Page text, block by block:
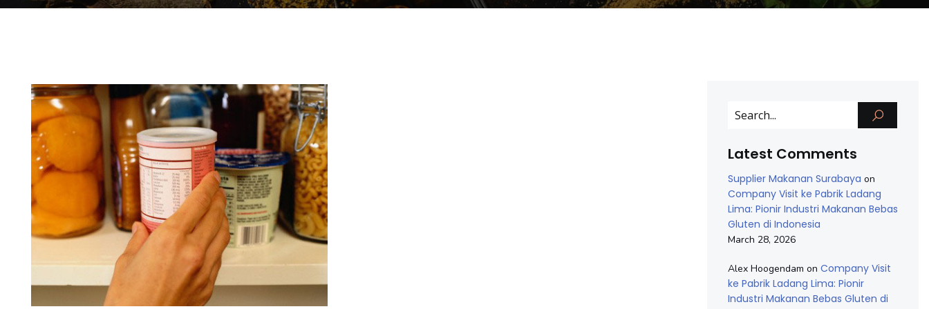
Latest Comments
Supplier Makanan Surabaya on
Company Visit ke Pabrik Ladang
Lima: Pionir Industri Makanan Bebas
Gluten di Indonesia
March 28, 2026
Alex Hoogendam on Company Visit
ke Pabrik Ladang Lima: Pionir
Industri Makanan Bebas Gluten di